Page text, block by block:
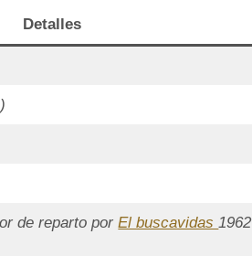
Detalles
de reparto porEl buscavidas1962